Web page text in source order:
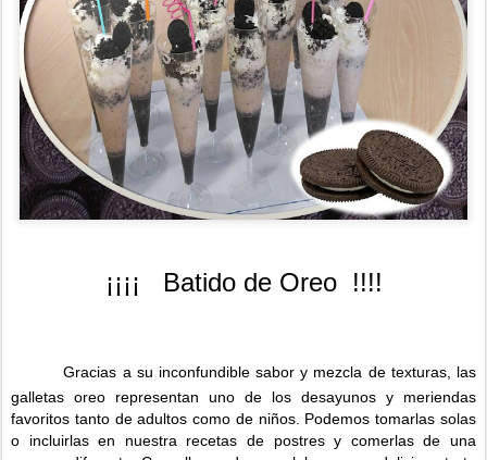
¡¡¡¡ Batido de Oreo !!!!
Gracias a su inconfundible sabor y mezcla de texturas, las
galletas oreo representan uno de los desayunos y meriendas
favoritos tanto de adultos como de niños. Podemos tomarlas solas
o incluirlas en nuestra recetas de postres y comerlas de una